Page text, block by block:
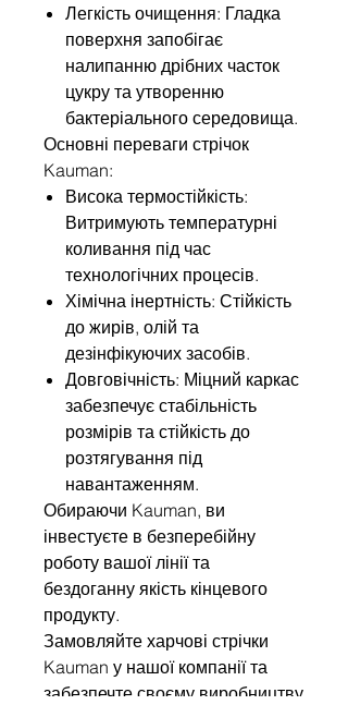
Легкість очищення: Гладка
поверхня запобігає
налипанню дрібних часток
цукру та утворенню
бактеріального середовища.
Основні переваги стрічок
Kauman:
Висока термостійкість:
Витримують температурні
коливання під час
технологічних процесів.
Хімічна інертність: Стійкість
до жирів, олій та
дезінфікуючих засобів.
Довговічність: Міцний каркас
забезпечує стабільність
розмірів та стійкість до
розтягування під
навантаженням.
Обираючи Kauman, ви
інвестуєте в безперебійну
роботу вашої лінії та
бездоганну якість кінцевого
продукту.
Замовляйте харчові стрічки
Kauman у нашої компанії та
забезпечте своєму виробництву